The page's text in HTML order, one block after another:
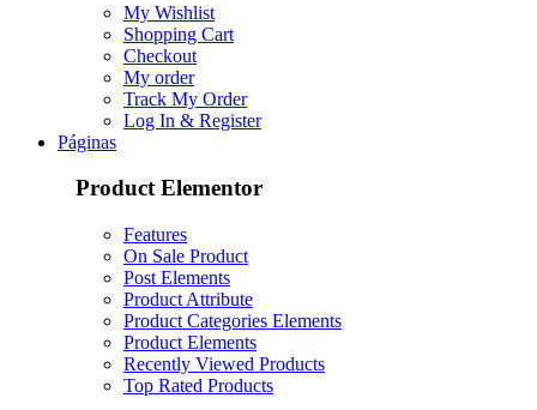
My Wishlist
Shopping Cart
Checkout
My order
Track My Order
Log In & Register
Páginas
Product Elementor
Features
On Sale Product
Post Elements
Product Attribute
Product Categories Elements
Product Elements
Recently Viewed Products
Top Rated Products